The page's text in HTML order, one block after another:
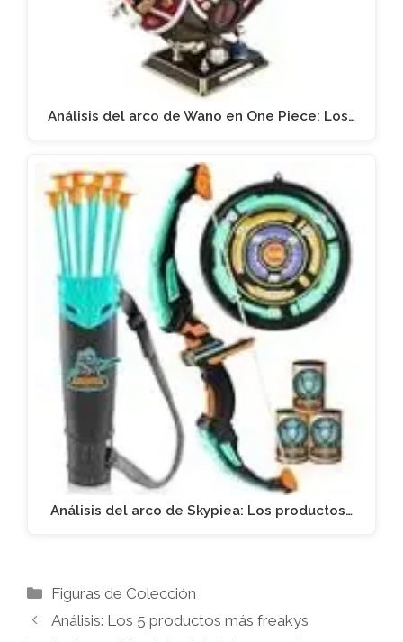
Análisis del arco de Wano en One Piece: Los…
Análisis del arco de Skypiea: Los productos…
Categorías
Figuras de Colección
Análisis: Los 5 productos más freakys